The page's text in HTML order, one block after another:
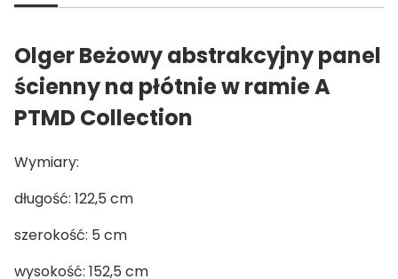
Olger Beżowy abstrakcyjny panel
ścienny na płótnie w ramie A
PTMD Collection
Wymiary:
długość: 122,5 cm
szerokość: 5 cm
wysokość: 152,5 cm